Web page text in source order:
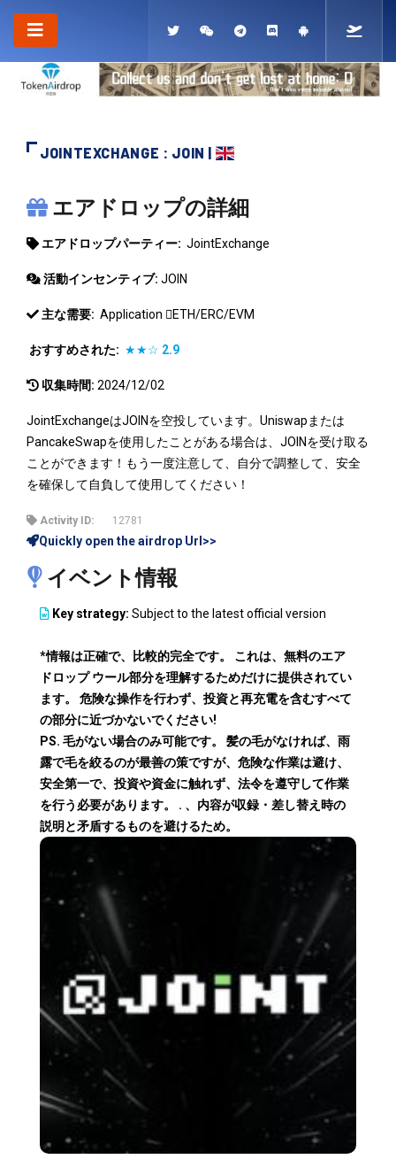
JOINTEXCHANGE : JOIN |
JOINTEXCHANGE
エアドロップの詳細
エアドロップパーティー: JointExchange
活動インセンティブ: JOIN
主な需要: Application ETH/ERC/EVM
おすすめされた: ★★☆ 2.9
収集時間: 2024/12/02
JointExchangeはJOINを空投しています。Uniswapまたは
PancakeSwapを使用したことがある場合は、JOINを受け取る
ことができます！もう一度注意して、自分で調整して、安全
を確保して自負して使用してください！
Activity ID: 12781
Quickly open the airdrop Url>>
イベント情報
Key strategy: Subject to the latest official version
*情報は正確で、比較的完全です。 これは、無料のエア
ドロップ ウール部分を理解するためだけに提供されてい
ます。 危険な操作を行わず、投資と再充電を含むすべて
の部分に近づかないでください!
PS. 毛がない場合のみ可能です。 髪の毛がなければ、雨
露で毛を絞るのが最善の策ですが、危険な作業は避け、
安全第一で、投資や資金に触れず、法令を遵守して作業
を行う必要があります。 . 、内容が収録・差し替え時の
説明と矛盾するものを避けるため。